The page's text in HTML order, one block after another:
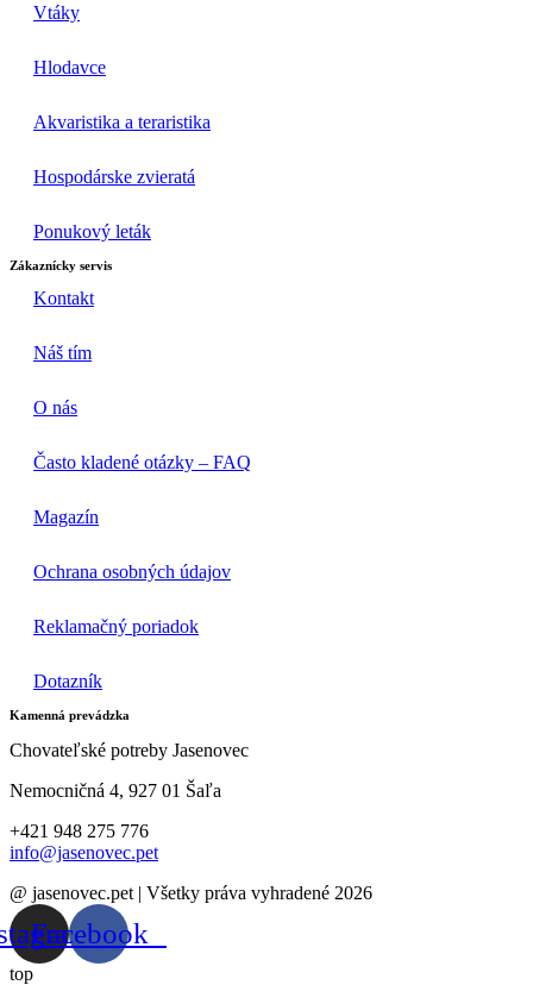
Vtáky
Hlodavce
Akvaristika a teraristika
Hospodárske zvieratá
Ponukový leták
Zákaznícky servis
Kontakt
Náš tím
O nás
Často kladené otázky – FAQ
Magazín
Ochrana osobných údajov
Reklamačný poriadok
Dotazník
Kamenná prevádzka
Chovateľské potreby Jasenovec
Nemocničná 4, 927 01 Šaľa
+421 948 275 776
info@jasenovec.pet
@ jasenovec.pet | Všetky práva vyhradené 2026
Facebook
top